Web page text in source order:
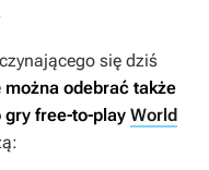
się dziś
można odebrać także
gry free-to-play World